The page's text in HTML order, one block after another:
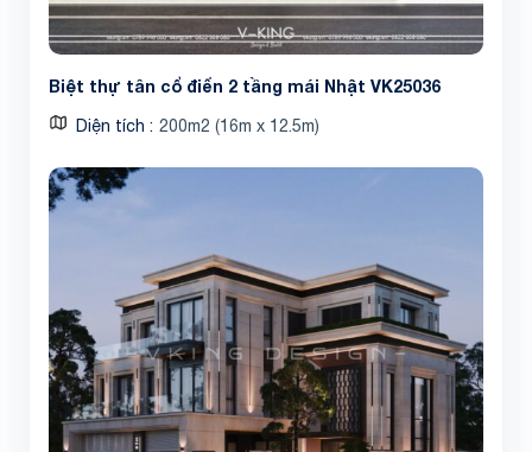
Biệt thự tân cổ điển 2 tầng mái Nhật VK25036
Diện tích 200m2 (16m x 12.5m)